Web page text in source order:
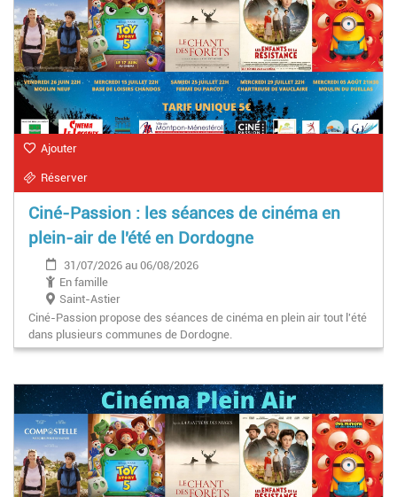
Ajouter
Réserver
Ciné-Passion : les séances de cinéma en
plein-air de l'été en Dordogne
31/07/2026 au 06/08/2026
En famille
Saint-Astier
Ciné-Passion propose des séances de cinéma en plein air tout l'été
dans plusieurs communes de Dordogne.